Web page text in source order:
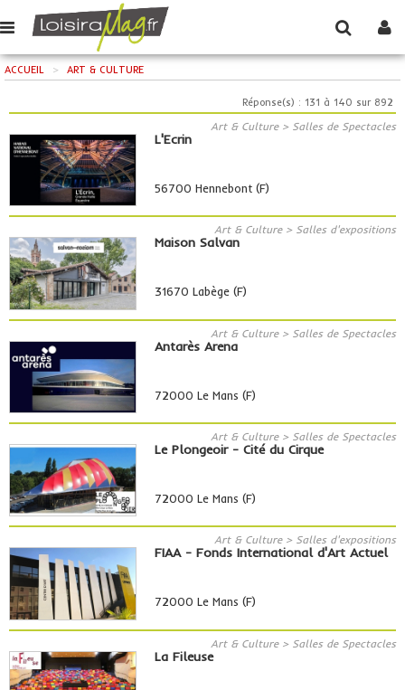
ACCUEIL > ART & CULTURE
Réponse(s) : 131 à 140 sur 892
Art & Culture > Salles de Spectacles
L'Ecrin
56700 Hennebont (F)
Art & Culture > Salles d'expositions
Maison Salvan
31670 Labège (F)
Art & Culture > Salles de Spectacles
Antarès Arena
72000 Le Mans (F)
Art & Culture > Salles de Spectacles
Le Plongeoir - Cité du Cirque
72000 Le Mans (F)
Art & Culture > Salles d'expositions
FIAA - Fonds International d'Art Actuel
72000 Le Mans (F)
Art & Culture > Salles de Spectacles
La Fileuse